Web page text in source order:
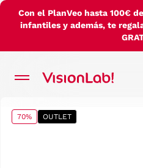
Con el PlanVeo hasta 100€
infantiles y además, te
70% OUTLET